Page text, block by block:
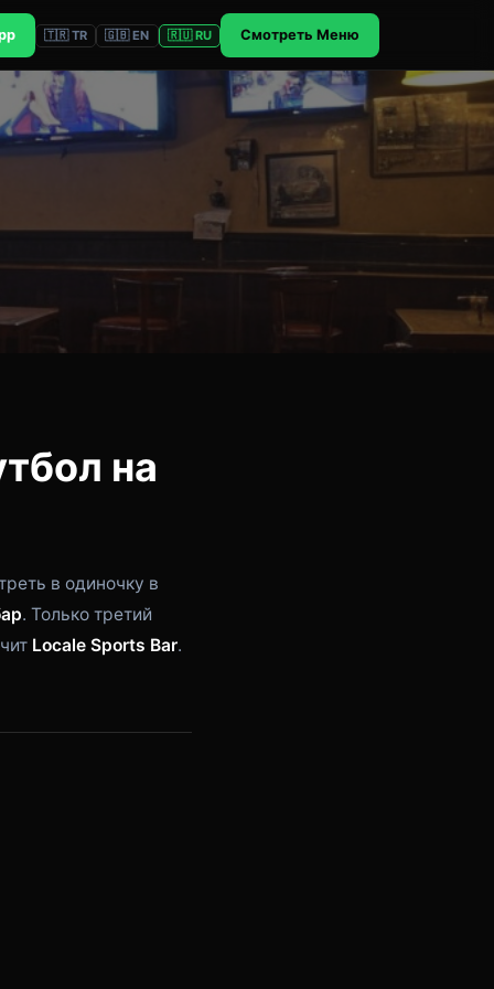
🇹🇷 TR 🇬🇧 EN 🇷🇺 RU Смотреть Меню
на
в одиночку в
. Только третий
Locale Sports Bar.